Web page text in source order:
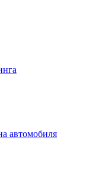
автомобиля